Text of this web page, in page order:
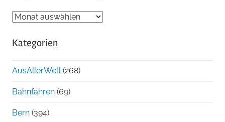
Blog-
chronologisch
Kategorien
AusAllerWelt (268)
Bahnfahren (69)
Bern (394)